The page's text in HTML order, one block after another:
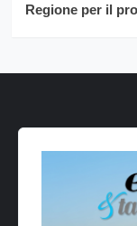
Regione per il